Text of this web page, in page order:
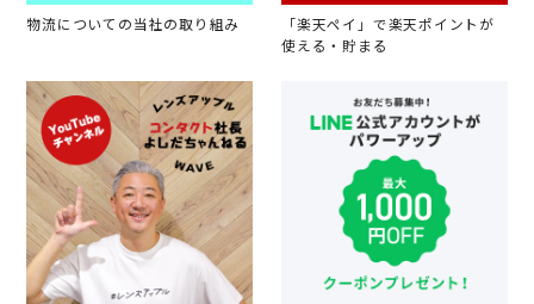
物流についての当社の取り組み
「楽天ペイ」で楽天ポイントが
使える・貯まる